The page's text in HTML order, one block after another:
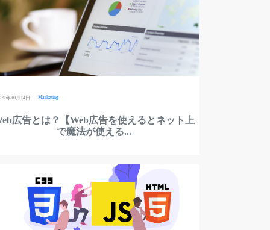
年10月14日 Marketing
広告とは？【Web広告を使えるとネット上
で魔法が使える...